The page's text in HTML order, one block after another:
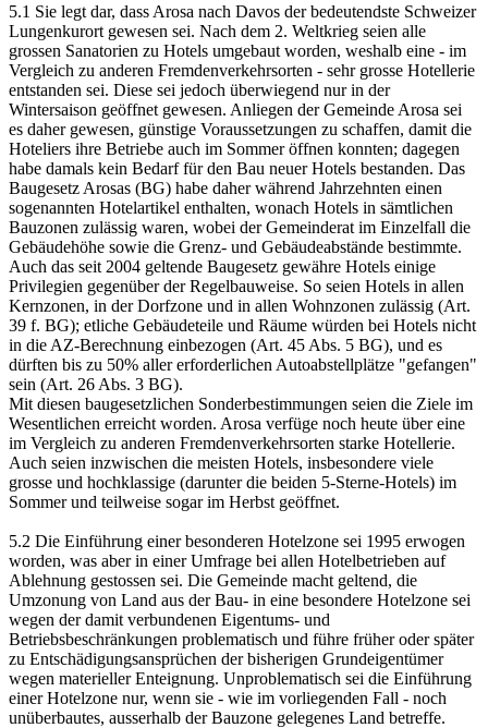
5.1 Sie legt dar, dass Arosa nach Davos der bedeutendste Schweizer
Lungenkurort gewesen sei. Nach dem 2. Weltkrieg seien alle
grossen Sanatorien zu Hotels umgebaut worden, weshalb eine - im
Vergleich zu anderen Fremdenverkehrsorten - sehr grosse Hotellerie
entstanden sei. Diese sei jedoch überwiegend nur in der
Wintersaison geöffnet gewesen. Anliegen der Gemeinde Arosa sei
es daher gewesen, günstige Voraussetzungen zu schaffen, damit die
Hoteliers ihre Betriebe auch im Sommer öffnen konnten; dagegen
habe damals kein Bedarf für den Bau neuer Hotels bestanden. Das
Baugesetz Arosas (BG) habe daher während Jahrzehnten einen
sogenannten Hotelartikel enthalten, wonach Hotels in sämtlichen
Bauzonen zulässig waren, wobei der Gemeinderat im Einzelfall die
Gebäudehöhe sowie die Grenz- und Gebäudeabstände bestimmte.
Auch das seit 2004 geltende Baugesetz gewähre Hotels einige
Privilegien gegenüber der Regelbauweise. So seien Hotels in allen
Kernzonen, in der Dorfzone und in allen Wohnzonen zulässig (Art.
39 f. BG); etliche Gebäudeteile und Räume würden bei Hotels nicht
in die AZ-Berechnung einbezogen (Art. 45 Abs. 5 BG), und es
dürften bis zu 50% aller erforderlichen Autoabstellplätze "gefangen"
sein (Art. 26 Abs. 3 BG).
Mit diesen baugesetzlichen Sonderbestimmungen seien die Ziele im
Wesentlichen erreicht worden. Arosa verfüge noch heute über eine
im Vergleich zu anderen Fremdenverkehrsorten starke Hotellerie.
Auch seien inzwischen die meisten Hotels, insbesondere viele
grosse und hochklassige (darunter die beiden 5-Sterne-Hotels) im
Sommer und teilweise sogar im Herbst geöffnet.
5.2 Die Einführung einer besonderen Hotelzone sei 1995 erwogen
worden, was aber in einer Umfrage bei allen Hotelbetrieben auf
Ablehnung gestossen sei. Die Gemeinde macht geltend, die
Umzonung von Land aus der Bau- in eine besondere Hotelzone sei
wegen der damit verbundenen Eigentums- und
Betriebsbeschränkungen problematisch und führe früher oder später
zu Entschädigungsansprüchen der bisherigen Grundeigentümer
wegen materieller Enteignung. Unproblematisch sei die Einführung
einer Hotelzone nur, wenn sie - wie im vorliegenden Fall - noch
unüberbautes, ausserhalb der Bauzone gelegenes Land betreffe.